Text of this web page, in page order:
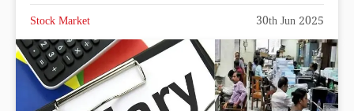
Stock Market 30th Jun 2025